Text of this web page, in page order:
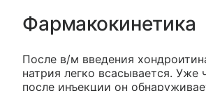
Фармакокинетика
После в/м введения
натрия легко всасывается. Уже
после инъекции он